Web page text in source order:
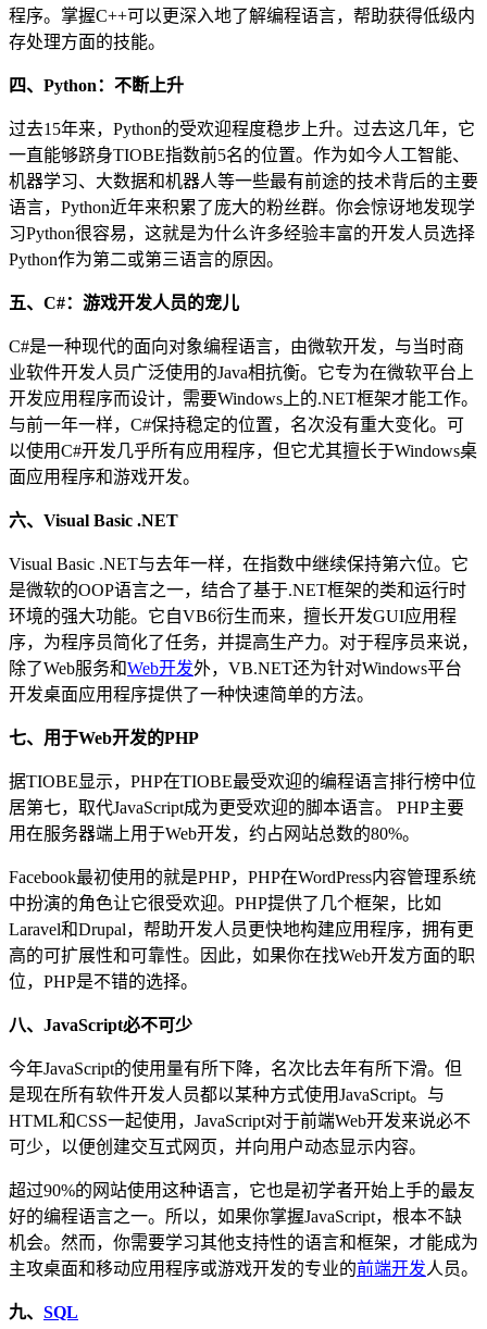
程序。掌握C++可以更深入地了解编程语言，帮助获得低级内
存处理方面的技能。
四、Python：不断上升
过去15年来，Python的受欢迎程度稳步上升。过去这几年，它
一直能够跻身TIOBE指数前5名的位置。作为如今人工智能、
机器学习、大数据和机器人等一些最有前途的技术背后的主要
语言，Python近年来积累了庞大的粉丝群。你会惊讶地发现学
习Python很容易，这就是为什么许多经验丰富的开发人员选择
Python作为第二或第三语言的原因。
五、C#：游戏开发人员的宠儿
C#是一种现代的面向对象编程语言，由微软开发，与当时商
业软件开发人员广泛使用的Java相抗衡。它专为在微软平台上
开发应用程序而设计，需要Windows上的.NET框架才能工作。
与前一年一样，C#保持稳定的位置，名次没有重大变化。可
以使用C#开发几乎所有应用程序，但它尤其擅长于Windows桌
面应用程序和游戏开发。
六、Visual Basic .NET
Visual Basic .NET与去年一样，在指数中继续保持第六位。它
是微软的OOP语言之一，结合了基于.NET框架的类和运行时
环境的强大功能。它自VB6衍生而来，擅长开发GUI应用程
序，为程序员简化了任务，并提高生产力。对于程序员来说，
除了Web服务和Web开发外，VB.NET还为针对Windows平台
开发桌面应用程序提供了一种快速简单的方法。
七、用于Web开发的PHP
据TIOBE显示，PHP在TIOBE最受欢迎的编程语言排行榜中位
居第七，取代JavaScript成为更受欢迎的脚本语言。 PHP主要
用在服务器端上用于Web开发，约占网站总数的80%。
Facebook最初使用的就是PHP，PHP在WordPress内容管理系统
中扮演的角色让它很受欢迎。PHP提供了几个框架，比如
Laravel和Drupal，帮助开发人员更快地构建应用程序，拥有更
高的可扩展性和可靠性。因此，如果你在找Web开发方面的职
位，PHP是不错的选择。
八、JavaScript必不可少
今年JavaScript的使用量有所下降，名次比去年有所下滑。但
是现在所有软件开发人员都以某种方式使用JavaScript。与
HTML和CSS一起使用，JavaScript对于前端Web开发来说必不
可少，以便创建交互式网页，并向用户动态显示内容。
超过90%的网站使用这种语言，它也是初学者开始上手的最友
好的编程语言之一。所以，如果你掌握JavaScript，根本不缺
机会。然而，你需要学习其他支持性的语言和框架，才能成为
主攻桌面和移动应用程序或游戏开发的专业的前端开发人员。
九、 SQL